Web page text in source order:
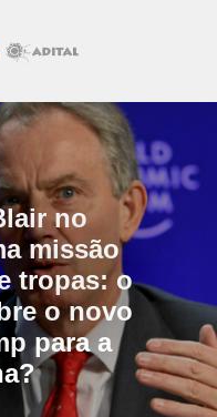
no
missão
tropas: o
o novo
para a